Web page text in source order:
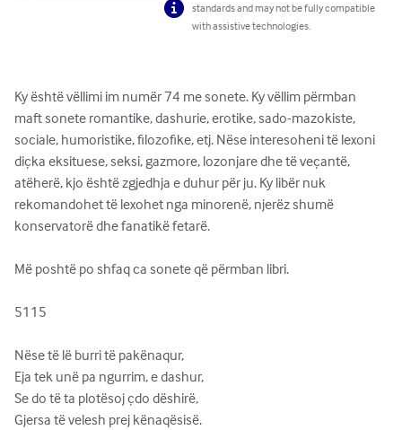
standards and may not be fully compatible
with assistive technologies.
Ky është vëllimi im numër 74 me sonete. Ky vëllim përmban
maft sonete romantike, dashurie, erotike, sado-mazokiste,
sociale, humoristike, filozofike, etj. Nëse interesoheni të lexoni
diçka eksituese, seksi, gazmore, lozonjare dhe të veçantë,
atëherë, kjo është zgjedhja e duhur për ju. Ky libër nuk
rekomandohet të lexohet nga minorenë, njerëz shumë
konservatorë dhe fanatikë fetarë.
Më poshtë po shfaq ca sonete që përmban libri.
5115
Nëse të lë burri të pakënaqur,
Eja tek unë pa ngurrim, e dashur,
Se do të ta plotësoj çdo dëshirë,
Gjersa të velesh prej kënaqësisë.